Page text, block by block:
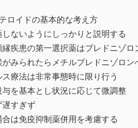
ロイドの基本的な考え方
ないようにしっかりと説明する
疾患の第一選択薬はプレドニゾロ
みられたらメチルプレドニゾロン
療法は非常事態時に限り行う
を基本とし状況に応じて微調整
すぎず
は免疫抑制薬併用を考慮する